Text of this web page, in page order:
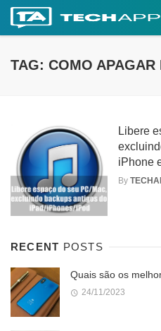
TAG: COMO APAGAR
Libere
iPhone
By
RECENT POSTS
Quais são os
24/11/2023